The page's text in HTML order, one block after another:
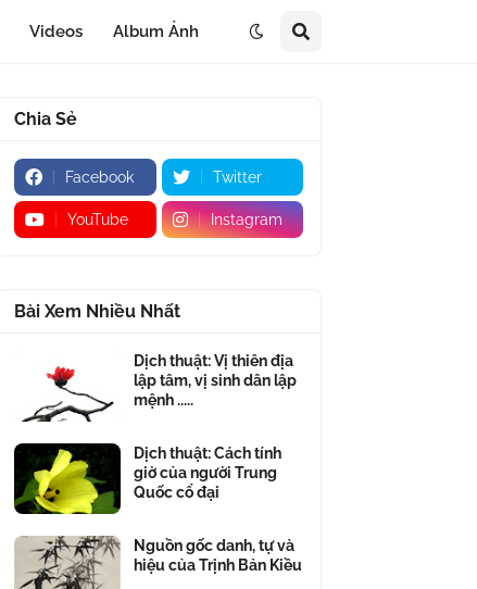
Videos Album Ảnh
Chia Sẻ
Facebook Twitter
YouTube Instagram
Bài Xem Nhiều Nhất
Dịch thuật: Vị thiên địa
lập tâm, vị sinh dân lập
mệnh .....
Dịch thuật: Cách tính
giờ của người Trung
Quốc cổ đại
Nguồn gốc danh, tự và
hiệu của Trịnh Bản Kiều